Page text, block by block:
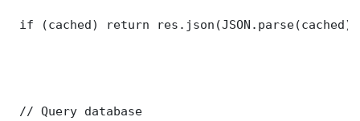
if (cached) return
// Query database